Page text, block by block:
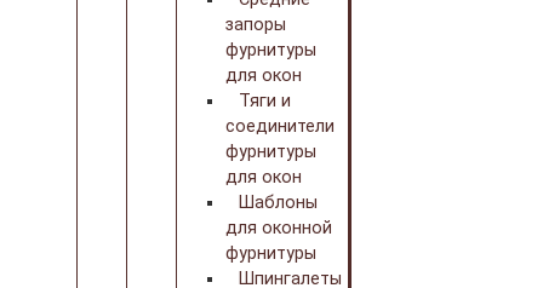
запоры
фурнитуры
для окон
Тяги и
соединители
фурнитуры
для окон
Шаблоны
для оконной
фурнитуры
Шпингалеты